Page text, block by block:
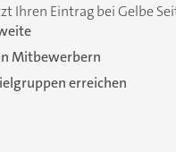
Ihren Eintrag bei Gelbe
Mitbewerbern
erreichen